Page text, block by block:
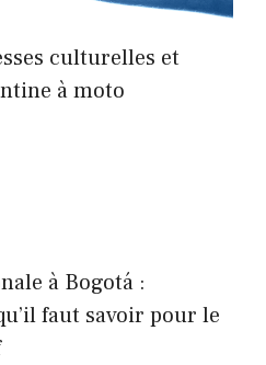
culturelles et
à moto
à Bogotá :
faut savoir pour le